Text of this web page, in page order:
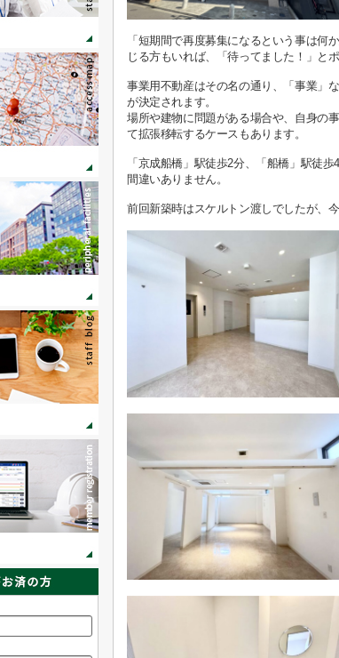
「短期間で再度募集になるという事は何
じる方もいれば、「待ってました！」と
事業用不動産はその名の通り、「事業」
が決定されます。
場所や建物に問題がある場合や、自身の
て拡張移転するケースもあります。
「京成船橋」駅徒歩2分、「船橋」駅徒
間違いありません。
前回新築時はスケルトン渡しでしたが、